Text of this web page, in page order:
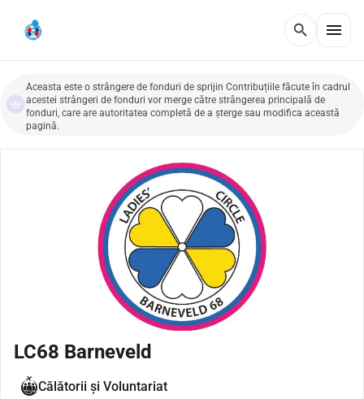
search menu
Aceasta este o strângere de fonduri de sprijin Contribuțiile făcute în cadrul
acestei strângeri de fonduri vor merge către strângerea principală de
fonduri, care are autoritatea completă de a șterge sau modifica această
pagină.
LC68 Barneveld
Călătorii și Voluntariat